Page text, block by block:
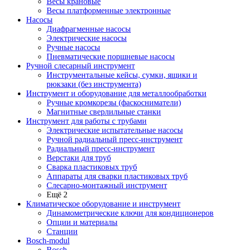
Весы платформенные электронные
Насосы
Диафрагменные насосы
Электрические насосы
Ручные насосы
Пневматические поршневые насосы
Ручной слесарный инструмент
Инструментальные кейсы, сумки, ящики и
рюкзаки (без инструмента)
Инструмент и оборудование для металлообработки
Ручные кромкорезы (фаскосниматели)
Магнитные сверлильные станки
Инструмент для работы с трубами
Электрические испытательные насосы
Ручной радиальный пресс-инструмент
Радиальный пресс-инструмент
Верстаки для труб
Сварка пластиковых труб
Аппараты для сварки пластиковых труб
Слесарно-монтажный инструмент
Ещё 2
Климатическое оборудование и инструмент
Динамометрические ключи для кондиционеров
Опции и материалы
Станции
Bosch-modul